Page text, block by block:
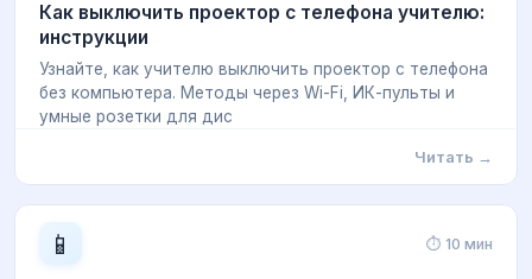
Как выключить проектор с телефона учителю:
инструкции
Узнайте, как учителю выключить проектор с телефона
без компьютера. Методы через Wi-Fi, ИК-пульты и
умные розетки для дис
Читать →
📱 ⏱ 10 мин